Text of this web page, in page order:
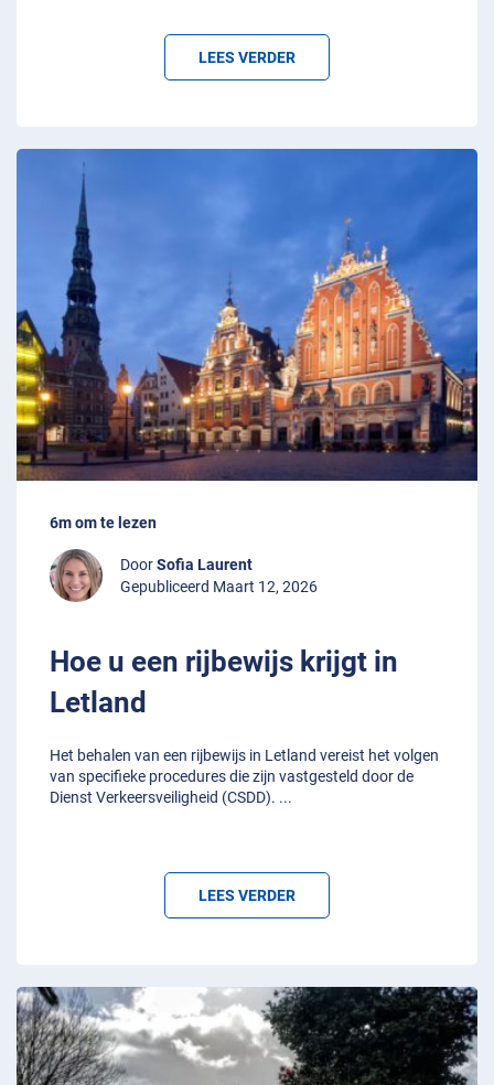
LEES VERDER
6m om te lezen
DoorSofia Laurent
Gepubliceerd Maart 12, 2026
Hoe u een rijbewijs krijgt in
Letland
Het behalen van een rijbewijs in Letland vereist het volgen
van specifieke procedures die zijn vastgesteld door de
Dienst Verkeersveiligheid (CSDD). ...
LEES VERDER